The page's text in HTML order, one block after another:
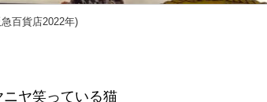
百貨店2022年)
ヤ笑っている猫